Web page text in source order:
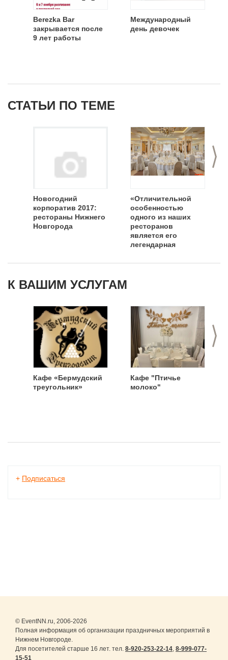
Berezka Bar
закрывается после
9 лет работы
Международный
день девочек
СТАТЬИ ПО ТЕМЕ
>
Новогодний
корпоратив 2017:
рестораны Нижнего
Новгорода
«Отличительной
особенностью
одного из наших
ресторанов
является его
легендарная
К ВАШИМ УСЛУГАМ
>
Кафе «Бермудский
треугольник»
Кафе "Птичье
молоко"
+ Подписаться
© EventNN.ru, 2006-2026
Полная информация об организации праздничных мероприятий в
Нижнем Новгороде.
Для посетителей старше 16 лет. тел. 8-920-253-22-14, 8-999-077-
15-51